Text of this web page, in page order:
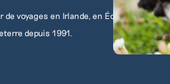
de voyages en Irlande, en Écosse, au Pays
depuis 1991.